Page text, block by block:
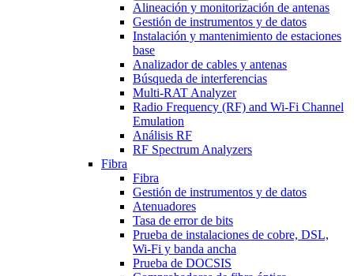
Alineación y monitorización de antenas
Gestión de instrumentos y de datos
Instalación y mantenimiento de estaciones
base
Analizador de cables y antenas
Búsqueda de interferencias
Multi-RAT Analyzer
Radio Frequency (RF) and Wi-Fi Channel
Emulation
Análisis RF
RF Spectrum Analyzers
Fibra
Fibra
Gestión de instrumentos y de datos
Atenuadores
Tasa de error de bits
Prueba de instalaciones de cobre, DSL,
Wi-Fi y banda ancha
Prueba de DOCSIS